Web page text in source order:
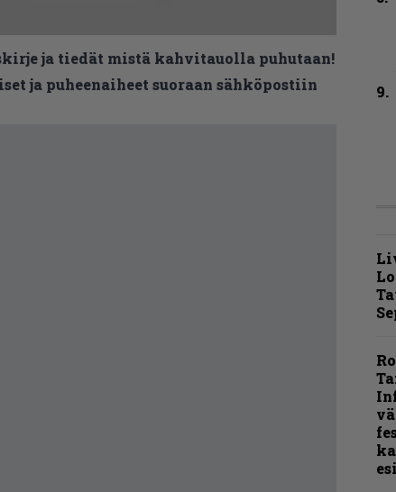
ja tiedät mistä kahvitauolla puhutaan!
ja puheenaiheet suoraan sähköpostiin